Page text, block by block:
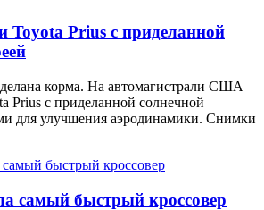
Prius с приделанной
корма. На автомагистрали США
Prius с приделанной солнечной
для улучшения аэродинамики. Снимки
самый быстрый кроссовер